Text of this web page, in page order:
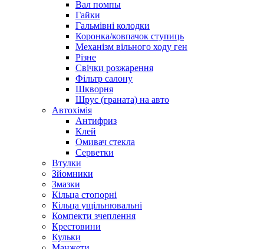
Вал помпы
Гайки
Гальмівні колодки
Коронка/ковпачок ступиць
Механізм вільного ходу ген
Різне
Свічки розжарення
Фільтр салону
Шкворня
Шрус (граната) на авто
Автохімія
Антифриз
Клей
Омивач стекла
Серветки
Втулки
Зйомники
Змазки
Кільца стопорні
Кільца ущільнювальні
Компекти зчеплення
Крестовини
Кульки